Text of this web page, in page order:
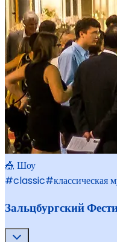
🎪 Шоу
#classic#классическая
Зальцбургский